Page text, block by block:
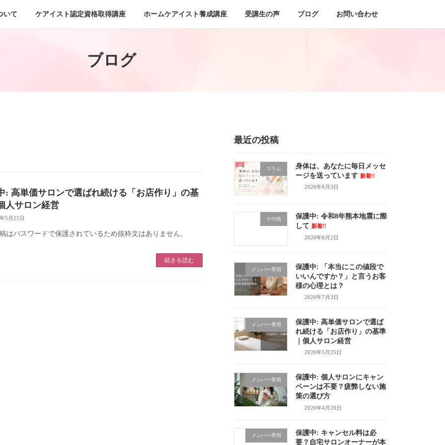
いて ケアイスト認定資格取得講座 ホームケアイスト養成講座 受講生の声 ブログ お問い合わせ
ブログ
: 高単価サロンで選ばれ続ける「お店作り」の基
人サロン経営
5月25日
はパスワードで保護されているため抜粋文はありません。
続きを読む
最近の投稿
コラム
身体は、あなたに毎日メッセ
ージを送っています 新着!!
2026年8月3日
その他
保護中: 令和8年熊本地震に際
して 新着!!
2026年8月2日
メンバー専用
保護中: 「本当にこの値段で
いいんですか？」と言うお客
様の心理とは？
2026年7月3日
メンバー専用
保護中: 高単価サロンで選ば
れ続ける「お店作り」の基準
｜個人サロン経営
2026年5月25日
メンバー専用
保護中: 個人サロンにキャン
ペーンは不要？疲弊しない施
策の選び方
2026年4月20日
メンバー専用
保護中: キャンセル料は必
要？自宅サロンオーナーが本